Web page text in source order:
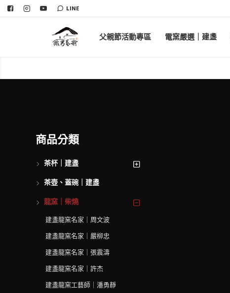
LINE
父親節活動專區 電窯嚴選｜建盞
商品分類
茶杯｜建盞
茶壺、蓋碗｜建盞
龍窯｜柴燒
建盞龍窯名家｜周文波
建盞龍窯名家｜嚴柳忠
建盞龍窯名家｜張震濤
建盞龍窯名家｜許杰
建盞龍窯工藝師｜潘勇靜